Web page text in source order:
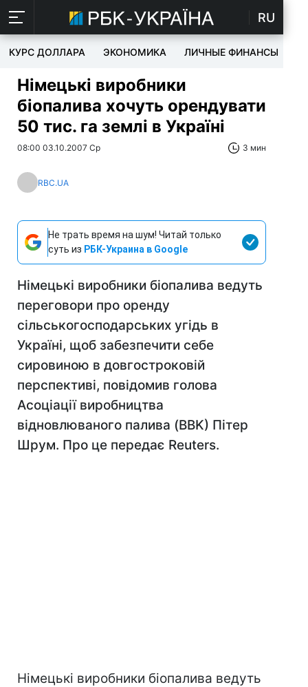
RU
КУРС ДОЛЛАРА ЭКОНОМИКА ЛИЧНЫЕ ФИНАНСЫ
Німецькі виробники
біопалива хочуть орендувати
50 тис. га землі в Україні
08:00 03.10.2007 Ср 3 мин
RBC.UA
Не трать время на шум! Читай только
суть из РБК-Украина в Google
Німецькі виробники біопалива ведуть
переговори про оренду
сільськогосподарських угідь в
Україні, щоб забезпечити себе
сировиною в довгостроковій
перспективі, повідомив голова
Асоціації виробництва
відновлюваного палива (BBK) Пітер
Шрум. Про це передає Reuters.
Німецькі виробники біопалива ведуть